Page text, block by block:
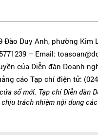
Đào Duy Anh, phường Kim
– Email:
của Diễn đàn Doanh
cáo Tạp chí điện tử:
sổ mới. Tạp chí Diễn đàn
chịu trách nhiệm nội dung